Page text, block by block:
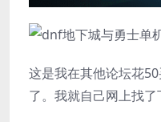
这是我在其他论坛花
了。我就自己网上找